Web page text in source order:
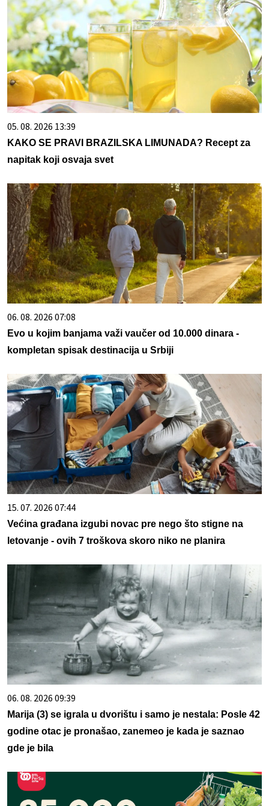
05. 08. 2026 13:39
KAKO SE PRAVI BRAZILSKA LIMUNADA? Recept za
napitak koji osvaja svet
06. 08. 2026 07:08
Evo u kojim banjama važi vaučer od 10.000 dinara -
kompletan spisak destinacija u Srbiji
15. 07. 2026 07:44
Većina građana izgubi novac pre nego što stigne na
letovanje - ovih 7 troškova skoro niko ne planira
06. 08. 2026 09:39
Marija (3) se igrala u dvorištu i samo je nestala: Posle 42
godine otac je pronašao, zanemeo je kada je saznao
gde je bila